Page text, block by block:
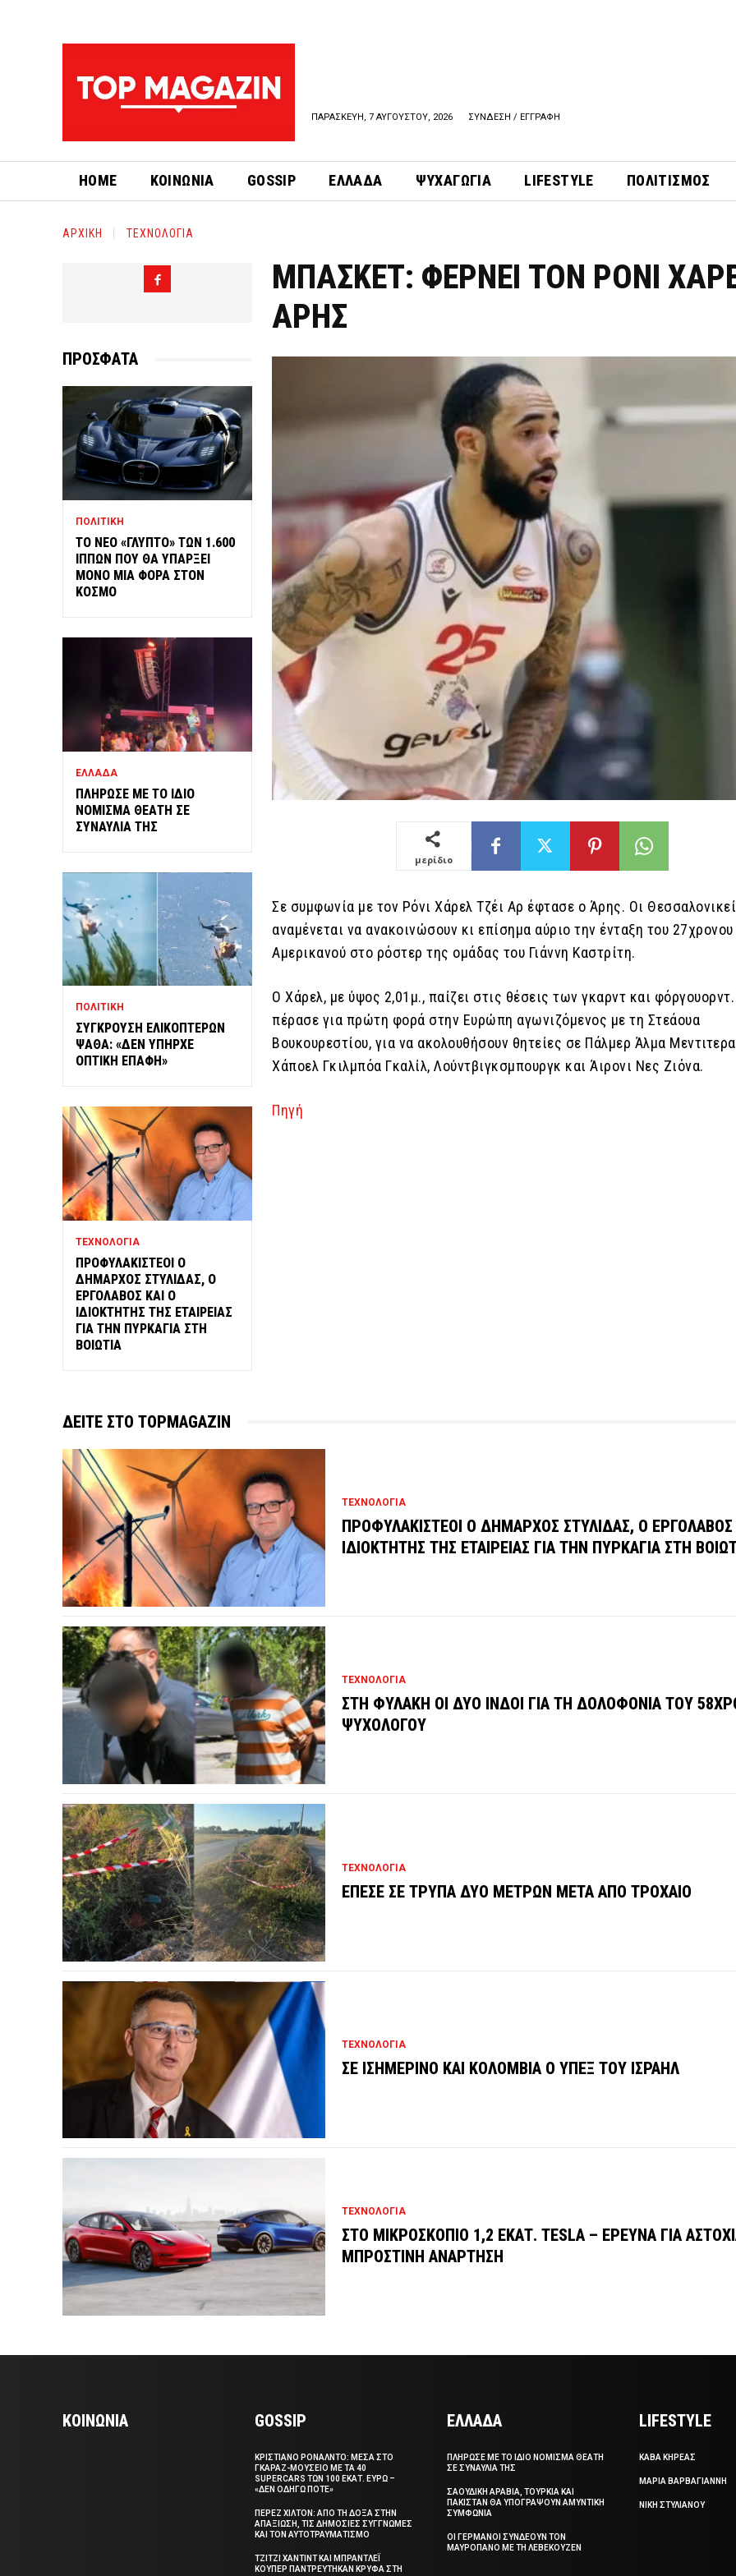
ΠΑΡΑΣΚΕΥΗ, 7 ΑΥΓΟΥΣΤΟΥ, 2026 ΣΥΝΔΕΣΗ / ΕΓΓΡΑΦΗ
HOME ΚΟΙΝΩΝΙΑ GOSSIP ΕΛΛΑΔΑ ΨΥΧΑΓΩΓΙΑ LIFESTYLE ΠΟΛΙΤΙΣΜΟΣ
ΑΡΧΙΚΗ ΤΕΧΝΟΛΟΓΙΑ
ΠΡΟΣΦΑΤΑ
ΠΟΛΙΤΙΚΗ
ΤΟ ΝΕΟ «ΓΛΥΠΤΟ» ΤΩΝ 1.600
ΙΠΠΩΝ ΠΟΥ ΘΑ ΥΠΑΡΞΕΙ
ΜΟΝΟ ΜΙΑ ΦΟΡΑ ΣΤΟΝ
ΚΟΣΜΟ
ΕΛΛΑΔΑ
ΠΛΗΡΩΣΕ ΜΕ ΤΟ ΙΔΙΟ
ΝΟΜΙΣΜΑ ΘΕΑΤΗ ΣΕ
ΣΥΝΑΥΛΙΑ ΤΗΣ
ΠΟΛΙΤΙΚΗ
ΣΥΓΚΡΟΥΣΗ ΕΛΙΚΟΠΤΕΡΩΝ
ΨΑΘΑ: «ΔΕΝ ΥΠΗΡΧΕ
ΟΠΤΙΚΗ ΕΠΑΦΗ»
ΤΕΧΝΟΛΟΓΙΑ
ΠΡΟΦΥΛΑΚΙΣΤΕΟΙ Ο
ΔΗΜΑΡΧΟΣ ΣΤΥΛΙΔΑΣ, Ο
ΕΡΓΟΛΑΒΟΣ ΚΑΙ Ο
ΙΔΙΟΚΤΗΤΗΣ ΤΗΣ ΕΤΑΙΡΕΙΑΣ
ΓΙΑ ΤΗΝ ΠΥΡΚΑΓΙΑ ΣΤΗ
ΒΟΙΩΤΙΑ
ΜΠΑΣΚΕΤ: ΦΕΡΝΕΙ ΤΟΝ ΡΟΝΙ
ΑΡΗΣ
μερίδιο
Σε συμφωνία με τον Ρόνι Χάρελ Τζέι Αρ έφτασε ο Άρης. Οι
αναμένεται να ανακοινώσουν κι επίσημα αύριο την ένταξη του 27χρονου
Αμερικανού στο ρόστερ της ομάδας του Γιάννη Καστρίτη.
Ο Χάρελ, με ύψος 2,01μ., παίζει στις θέσεις των γκαρντ και
πέρασε για πρώτη φορά στην Ευρώπη αγωνιζόμενος με τη Στεάουα
Βουκουρεστίου, για να ακολουθήσουν θητείες σε Πάλμερ Άλμα
Χάποελ Γκιλμπόα Γκαλίλ, Λούντβιγκσμπουργκ και Άιρονι Νες Ζιόνα.
Πηγή
ΔΕΙΤΕ ΣΤΟ TOPMAGAZIN
ΤΕΧΝΟΛΟΓΙΑ
ΠΡΟΦΥΛΑΚΙΣΤΕΟΙ Ο ΔΗΜΑΡΧΟΣ ΣΤΥΛΙΔΑΣ, Ο ΕΡΓΟΛΑΒΟΣ
ΙΔΙΟΚΤΗΤΗΣ ΤΗΣ ΕΤΑΙΡΕΙΑΣ ΓΙΑ ΤΗΝ ΠΥΡΚΑΓΙΑ ΣΤΗ
ΤΕΧΝΟΛΟΓΙΑ
ΣΤΗ ΦΥΛΑΚΗ ΟΙ ΔΥΟ ΙΝΔΟΙ ΓΙΑ ΤΗ ΔΟΛΟΦΟΝΙΑ ΤΟΥ
ΨΥΧΟΛΟΓΟΥ
ΤΕΧΝΟΛΟΓΙΑ
ΕΠΕΣΕ ΣΕ ΤΡΥΠΑ ΔΥΟ ΜΕΤΡΩΝ ΜΕΤΑ ΑΠΟ ΤΡΟΧΑΙΟ
ΤΕΧΝΟΛΟΓΙΑ
ΣΕ ΙΣΗΜΕΡΙΝΟ ΚΑΙ ΚΟΛΟΜΒΙΑ Ο ΥΠΕΞ ΤΟΥ ΙΣΡΑΗΛ
ΤΕΧΝΟΛΟΓΙΑ
ΣΤΟ ΜΙΚΡΟΣΚΟΠΙΟ 1,2 ΕΚΑΤ. TESLA – ΕΡΕΥΝΑ ΓΙΑ
ΜΠΡΟΣΤΙΝΗ ΑΝΑΡΤΗΣΗ
ΚΟΙΝΩΝΙΑ GOSSIP
ΚΡΙΣΤΙΑΝΟ ΡΟΝΑΛΝΤΟ: ΜΕΣΑ ΣΤΟ
ΓΚΑΡΑΖ-ΜΟΥΣΕΙΟ ΜΕ ΤΑ 40
SUPERCARS ΤΩΝ 100 ΕΚΑΤ. ΕΥΡΩ –
«ΔΕΝ ΟΔΗΓΩ ΠΟΤΕ»
ΠΕΡΕΖ ΧΙΛΤΟΝ: ΑΠΟ ΤΗ ΔΟΞΑ ΣΤΗΝ
ΑΠΑΞΙΩΣΗ, ΤΙΣ ΔΗΜΟΣΙΕΣ ΣΥΓΓΝΩΜΕΣ
ΚΑΙ ΤΟΝ ΑΥΤΟΤΡΑΥΜΑΤΙΣΜΟ
ΤΖΙΤΖΙ ΧΑΝΤΙΝΤ ΚΑΙ ΜΠΡΑΝΤΛΕΪ
ΚΟΥΠΕΡ ΠΑΝΤΡΕΥΤΗΚΑΝ ΚΡΥΦΑ ΣΤΗ
ΕΛΛΑΔΑ
ΠΛΗΡΩΣΕ ΜΕ ΤΟ ΙΔΙΟ ΝΟΜΙΣΜΑ ΘΕΑΤΗ
ΣΕ ΣΥΝΑΥΛΙΑ ΤΗΣ
ΣΑΟΥΔΙΚΗ ΑΡΑΒΙΑ, ΤΟΥΡΚΙΑ ΚΑΙ
ΠΑΚΙΣΤΑΝ ΘΑ ΥΠΟΓΡΑΨΟΥΝ ΑΜΥΝΤΙΚΗ
ΣΥΜΦΩΝΙΑ
ΟΙ ΓΕΡΜΑΝΟΙ ΣΥΝΔΕΟΥΝ ΤΟΝ
ΜΑΥΡΟΠΑΝΟ ΜΕ ΤΗ ΛΕΒΕΚΟΥΖΕΝ
LIFESTYLE
ΚΑΒΑ ΚΗΡΕΑΣ
ΜΑΡΙΑ ΒΑΡΒΑΓΙΑΝΝΗ
ΝΙΚΗ ΣΤΥΛΙΑΝΟΥ